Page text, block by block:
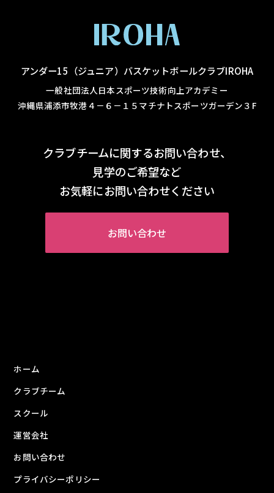
アンダー15（ジュニア）バスケットボールクラブIROHA
一般社団法人日本スポーツ技術向上アカデミー
沖縄県浦添市牧港４－６－１５マチナトスポーツガーデン３F
クラブチームに関するお問い合わせ、
見学のご希望など
お気軽にお問い合わせください
お問い合わせ
ホーム
クラブチーム
スクール
運営会社
お問い合わせ
プライバシーポリシー